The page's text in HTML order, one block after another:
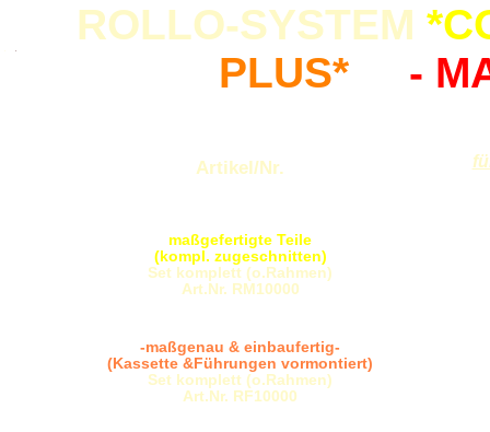
ROLLO-SYSTEM
PLUS* -
Artikel/Nr.
maßgefertigte Teile
(kompl. zugeschnitten)
Set komplett (o.Rahmen)
Art.Nr. RM10000
-maßgenau & einbaufertig-
(Kassette &Führungen vormontiert)
Set komplett (o.Rahmen)
Art.Nr. RF10000